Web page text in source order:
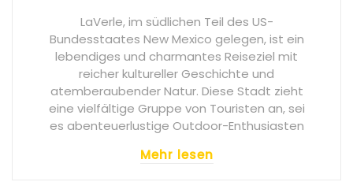
LaVerle, im südlichen Teil des US-
Bundesstaates New Mexico gelegen, ist ein
lebendiges und charmantes Reiseziel mit
reicher kultureller Geschichte und
atemberaubender Natur. Diese Stadt zieht
eine vielfältige Gruppe von Touristen an, sei
es abenteuerlustige Outdoor-Enthusiasten
Mehr lesen